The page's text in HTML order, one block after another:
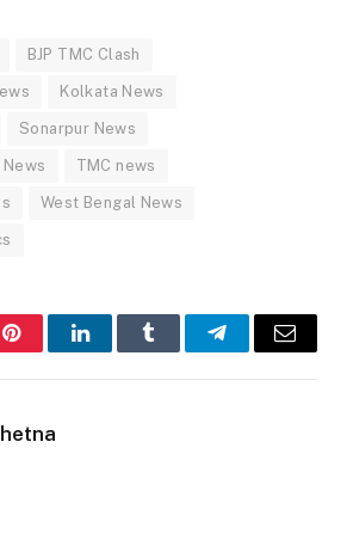
BJP TMC Clash
Kolkata News
Sonarpur News
TMC news
West Bengal News
PinterestLinkedInTumblr TelegramEmail